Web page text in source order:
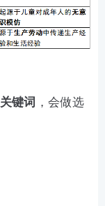
关键词 ，会做选